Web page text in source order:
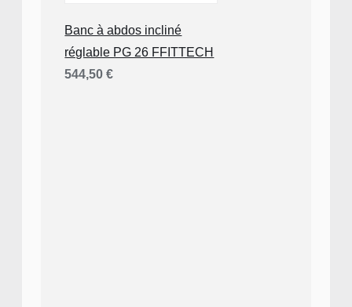
Banc à abdos incliné
réglable PG 26 FFITTECH
544,50€